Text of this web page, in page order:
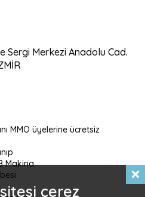
Sergi Merkezi Anadolu Cad.
MMO üyelerine ücretsiz
Makina
çerez